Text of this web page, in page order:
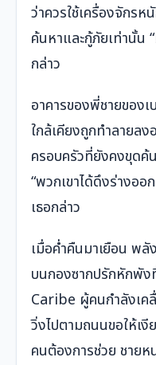
ว่าควรใช้เครื่องจักร
ค้นหาและกู้ภัยเท่านั้น
กล่าว
อาคารของพี่ชายของ
ใกล้เคียงถูกทำลายล
ครอบครัวที่ยังคงขุดค้
“พวกเขาได้ดึงร่างอ
เธอกล่าว
เมื่อค่ำคืนมาเยือน พ
บนกองซากปรักหักพัง
Caribe ผู้คนกำลังเค
วิ่งไปตามถนนขอให้เ
คนต้องการช่วย ชายห